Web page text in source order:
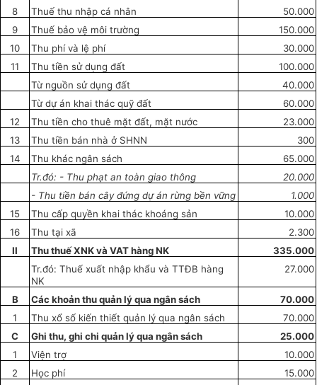
8
Thuế thu nhập cá nhân
50.000
9
Thuế bảo vệ môi trường
150.000
10
Thu phí và lệ phí
30.000
11
Thu tiền sử dụng đất
100.000
Từ nguồn sử dụng đất
40.000
Từ dự án khai thác quỹ đất
60.000
12
Thu tiền cho thuê mặt đất, mặt nước
23.000
13
Thu tiền bán nhà ở SHNN
300
14
Thu khác ngân sách
65.000
Tr.đó: - Thu phạt an toàn giao thông
20.000
- Thu tiền bán cây đứng dự án rừng bền vững
1.000
15
Thu cấp quyền khai thác khoáng sản
10.000
16
Thu tại xã
2.300
II
Thu thuế XNK và VAT hàng NK 335.000
Tr.đó: Thuế xuất nhập khẩu và TTĐB hàng
NK
27.000
B Các khoản thu quản lý qua ngân sách
70.000
1
Thu xổ số kiến thiết quản lý qua ngân sách
70.000
C
Ghi thu, ghi chi quản lý qua ngân sách
25.000
1
Viện trợ
10.000
2
Học phí
15.000